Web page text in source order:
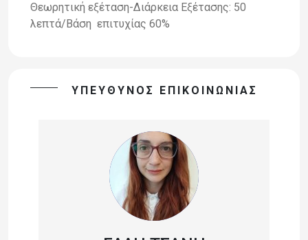
Θεωρητική εξέταση-Διάρκεια Εξέτασης: 50
λεπτά/Βάση επιτυχίας 60%
ΥΠΕΥΘΥΝΟΣ ΕΠΙΚΟΙΝΩΝΙΑΣ